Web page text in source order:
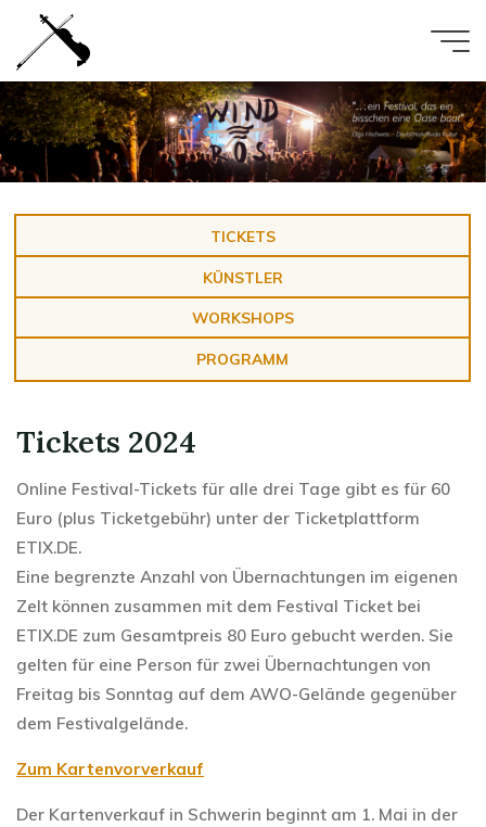
Inhalt
springen
TICKETS
KÜNSTLER
WORKSHOPS
PROGRAMM
Tickets 2024
Online Festival-Tickets für alle drei Tage gibt es für 60
Euro (plus Ticketgebühr) unter der Ticketplattform
ETIX.DE.
Eine begrenzte Anzahl von Übernachtungen im eigenen
Zelt können zusammen mit dem Festival Ticket bei
ETIX.DE zum Gesamtpreis 80 Euro gebucht werden. Sie
gelten für eine Person für zwei Übernachtungen von
Freitag bis Sonntag auf dem AWO-Gelände gegenüber
dem Festivalgelände.
Zum Kartenvorverkauf
Der Kartenverkauf in Schwerin beginnt am 1. Mai in der